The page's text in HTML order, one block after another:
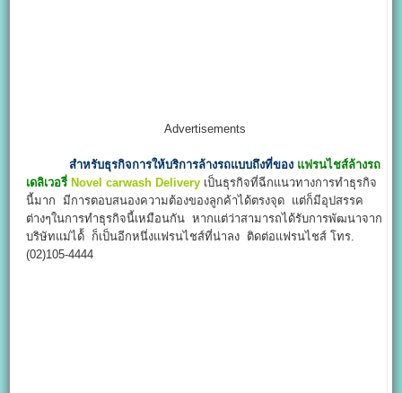
Advertisements
สำหรับธุรกิจการให้บริการล้างรถแบบถึงที่ของ แฟรนไชส์ล้างรถ
เดลิเวอรี่ Novel carwash Delivery เป็นธุรกิจที่ฉีกแนวทางการทำธุรกิจ
นี้มาก มีการตอบสนองความต้องของลูกค้าได้ตรงจุด แต่ก็มีอุปสรรค
ต่างๆในการทำธุรกิจนี้เหมือนกัน หากแต่ว่าสามารถได้รับการพัฒนาจาก
บริษัทแม่ได้้ ก็เป็นอีกหนึ่งแฟรนไชส์ที่น่าลง ติดต่อแฟรนไชส์ โทร.
(02)105-4444